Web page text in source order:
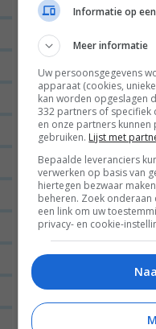
Donderdag:
Op donderdag had
dat was helemaal
met boekjes lezen
we even op pad
retourtje te brengen
boodschappen te
naar bed.
Informatie op
Meer informatie
Uw persoonsgegevens
apparaat (cookies,
kan worden opgeslagen
332 partners of specifiek
en onze partners
gebruiken. Lijst met
Bepaalde leveranciers
verwerken op basis van
hiertegen bezwaar
beheren. Zoek onderaan
een link om uw
privacy- en cookie-